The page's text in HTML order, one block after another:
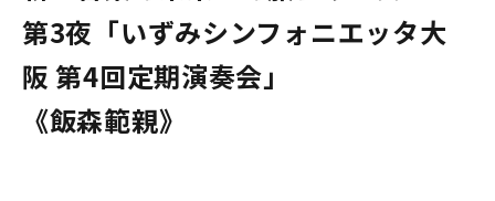
第3夜「いずみシンフォニエッタ大
阪 第4回定期演奏会」
《飯森範親》